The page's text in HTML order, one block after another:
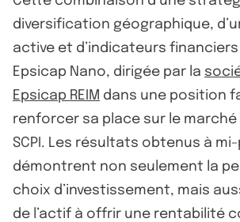
diversification géographique,
active et d’indicateurs
Epsicap Nano, dirigée par la
Epsicap REIM dans une position
renforcer sa place sur le
SCPI. Les résultats obtenus à
démontrent non seulement la
choix d’investissement, mais
de l’actif à offrir une rentabilité